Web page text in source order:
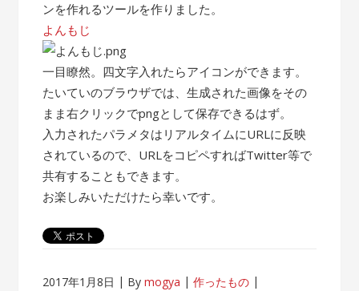
ンを作れるツールを作りました。
よんもじ
一目瞭然。四文字入れたらアイコンができます。
たいていのブラウザでは、生成された画像をその
まま右クリックでpngとして保存できるはず。
入力されたパラメタはリアルタイムにURLに反映
されているので、URLをコピペすればTwitter等で
共有することもできます。
お楽しみいただけたら幸いです。
2017年1月8日 Bymogya
作ったもの